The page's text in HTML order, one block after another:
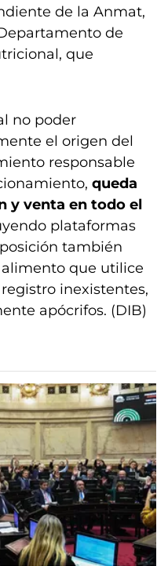
de la Anmat,
de
que
no poder
el origen del
responsable
queda
y venta en todo el
plataformas
también
que utilice
inexistentes,
apócrifos. (DIB)